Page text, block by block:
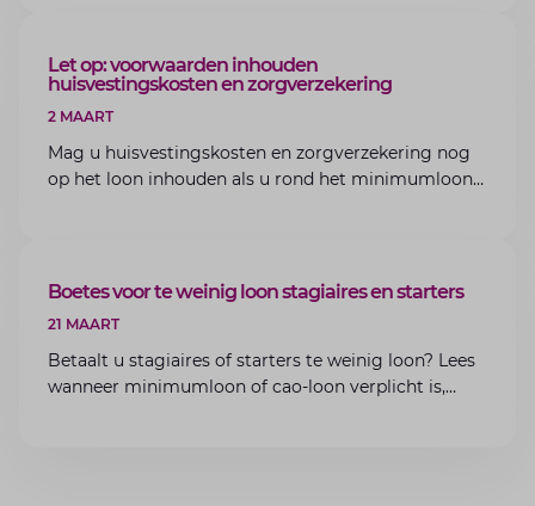
ARTIKEL
Let op: voorwaarden inhouden
huisvestingskosten en zorgverzekering
2 MAART
Mag u huisvestingskosten en zorgverzekering nog
op het loon inhouden als u rond het minimumloon
ARTIKEL
Boetes voor te weinig loon stagiaires en starters
21 MAART
Betaalt u stagiaires of starters te weinig loon? Lees
wanneer minimumloon of cao-loon verplicht is,